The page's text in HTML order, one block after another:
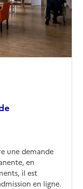
une demande
en
il est
en ligne.